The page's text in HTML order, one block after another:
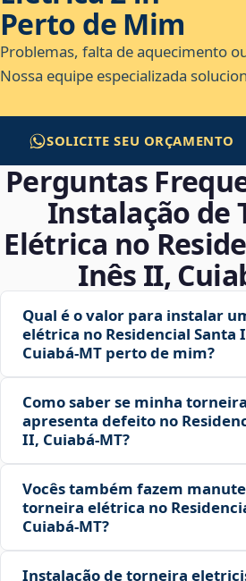
Perto de Mim
Problemas, falta de aquecimento
Nossa equipe especializada
SOLICITE SEU ORÇAMENTO
Perguntas
Instalação de
Elétrica no
Inês II,
Qual é o valor para instalar
elétrica no Residencial Santa
Cuiabá‑MT perto de mim?
Como saber se minha
apresenta defeito no
II, Cuiabá‑MT?
Vocês também fazem
torneira elétrica no
Cuiabá‑MT?
Instalação de torneira